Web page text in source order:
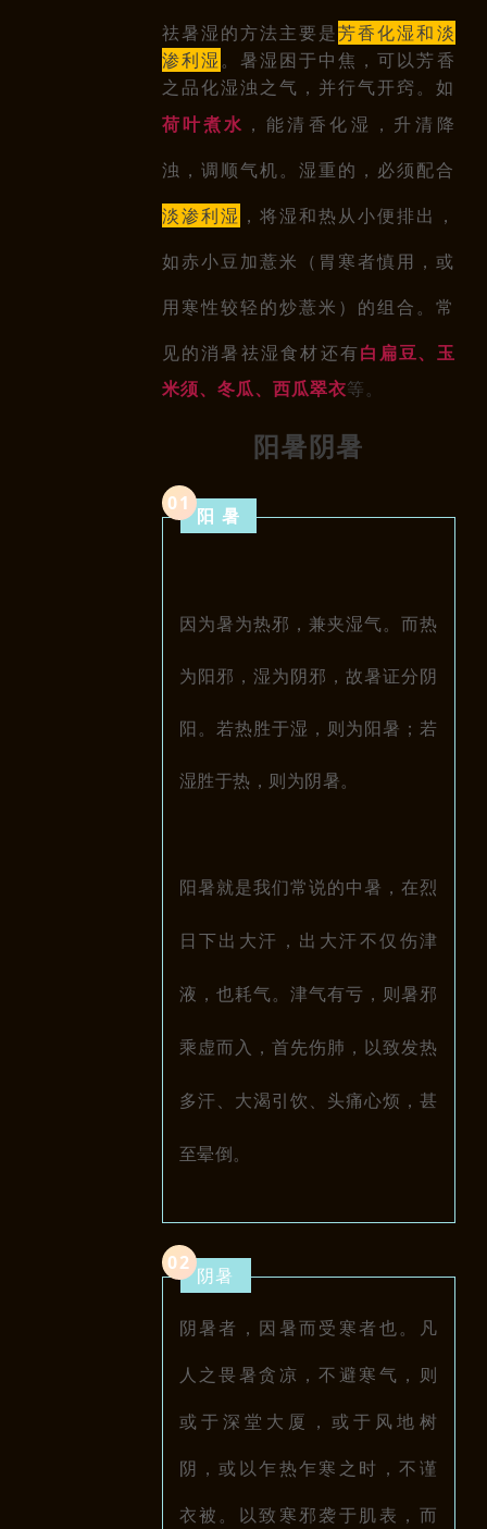
祛暑湿的方法主要是芳香化湿和淡
渗利湿。暑湿困于中焦，可以芳香
之品化湿浊之气，并行气开窍。如
荷叶煮水 ，能清香化湿，升清降
浊，调顺气机。湿重的，必须配合
淡渗利湿 ，将湿和热从小便排出，
如赤小豆加薏米（胃寒者慎用，或
用寒性较轻的炒薏米）的组合。常
见的消暑祛湿食材还有白扁豆、玉
米须、冬瓜、西瓜翠衣等。
阳暑阴暑
01
阳 暑
因为暑为热邪，兼夹湿气。而热
为阳邪，湿为阴邪，故暑证分阴
阳。若热胜于湿，则为阳暑；若
湿胜于热，则为阴暑。
阳暑就是我们常说的中暑，在烈
日下出大汗，出大汗不仅伤津
液，也耗气。津气有亏，则暑邪
乘虚而入，首先伤肺，以致发热
多汗、大渴引饮、头痛心烦，甚
至晕倒。
02
阴暑
阴暑者，因暑而受寒者也。
凡
人之畏暑贪凉，不避寒气，则
或于深堂大厦，或于风地树
阴，或以乍热乍寒之时，不谨
衣被。 以致寒邪袭于肌表，而